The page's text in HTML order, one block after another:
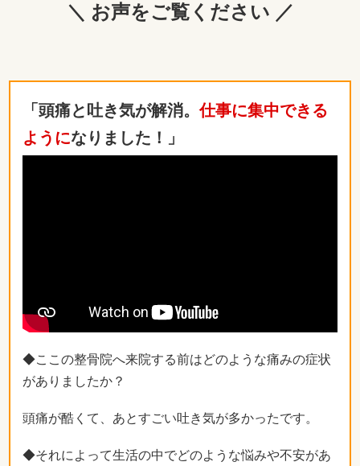
＼ お声をご覧ください ／
「頭痛と吐き気が解消。仕事に集中できる
ようになりました！」
◆ここの整骨院へ来院する前はどのような痛みの症状
がありましたか？
頭痛が酷くて、あとすごい吐き気が多かったです。
◆それによって生活の中でどのような悩みや不安があ